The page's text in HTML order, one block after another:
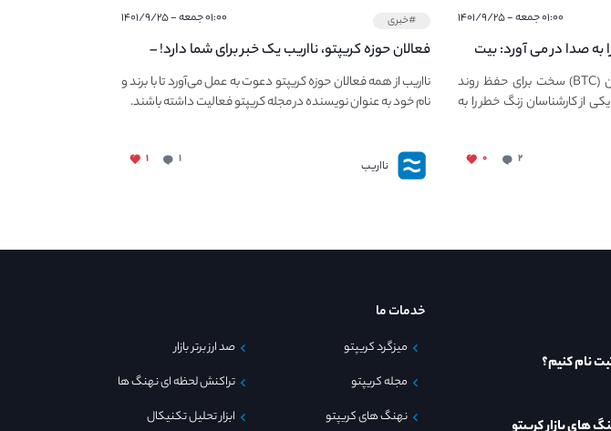
۰۱:۰۰ جمعه - ۱۴۰۱/۹/۲۵
به صدا در می آورد: بیت
است - دلیل آن
در حالی که گاوهای نر بیت کوین (BTC) سخت برای حفظ روند
از کارشناسان زنگ خطر را به
۲ ۰
#خبری ۰۱:۰۰ جمعه - ۱۴۰۱/۹/۲۵
فعالان حوزه کریپتو، نااریب یک خبر برای شما دارد! –
دعوت به فعالیت در مجله کریپتو
نااریب از همه فعالان حوزه کریپتو دعوت به عمل می‌آورد تا با برند و
نام خود به عنوان نویسنده در مجله کریپتو فعالیت داشته باشند.
نااریب ۱ ۱
نام کنیم؟
خدمات ما
میزگرد کریپتو
مجله کریپتو
نهنگ های کریپتو
صد ارز برتر بازار
تراکنش لحظه ای نهنگ ها
ابزار تحلیل تکنیکال